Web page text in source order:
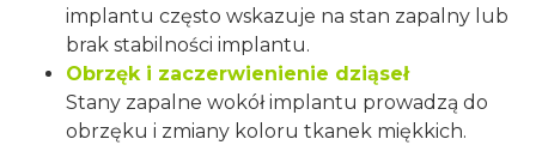
implantu często wskazuje na stan zapalny lub
brak stabilności implantu.
Obrzęk i zaczerwienienie dziąseł
Stany zapalne wokół implantu prowadzą do
obrzęku i zmiany koloru tkanek miękkich.